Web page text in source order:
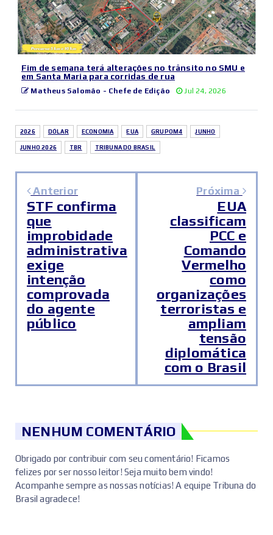
Fim de semana terá alterações no trânsito no SMU e
em Santa Maria para corridas de rua
Matheus Salomão - Chefe de Edição Jul 24, 2026
2026 DÓLAR ECONOMIA EUA GRUPOM4 JUNHO
JUNHO 2026 TBR TRIBUNA DO BRASIL
Anterior
STF confirma
que
improbidade
administrativa
exige
intenção
comprovada
do agente
público
Próxima
EUA
classificam
PCC e
Comando
Vermelho
como
organizações
terroristas e
ampliam
tensão
diplomática
com o Brasil
NENHUM COMENTÁRIO
Obrigado por contribuir com seu comentário! Ficamos
felizes por ser nosso leitor! Seja muito bem vindo!
Acompanhe sempre as nossas notícias! A equipe Tribuna do
Brasil agradece!